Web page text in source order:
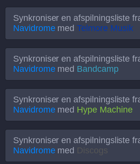
Synkroniser en afspilningsliste
NavidromemedTelmore Musik
Synkroniser en afspilningsliste
Navidromemed Bandcamp
Synkroniser en afspilningsliste
Navidromemed Hype Machine
Synkroniser en afspilningsliste
Navidromemed Discogs